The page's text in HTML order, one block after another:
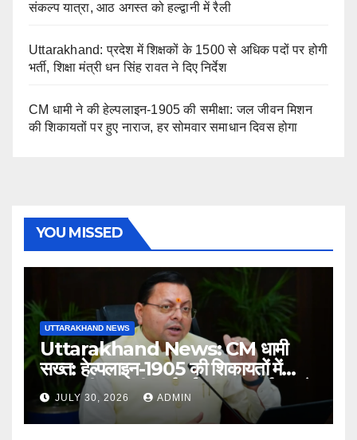
संकल्प यात्रा, आठ अगस्त को हल्द्वानी में रैली
Uttarakhand: प्रदेश में शिक्षकों के 1500 से अधिक पदों पर होगी
भर्ती, शिक्षा मंत्री धन सिंह रावत ने दिए निर्देश
CM धामी ने की हेल्पलाइन-1905 की समीक्षा: जल जीवन मिशन
की शिकायतों पर हुए नाराज, हर सोमवार समाधान दिवस होगा
YOU MISSED
UTTARAKHAND NEWS
Uttarakhand News: CM धामी
सख्त: हेल्पलाइन-1905 की शिकायतों में
लापरवाही पर होगी कार्रवाई, शून्य प्रदर्शन वाले
अधिकारियों को नोटिस…
JULY 30, 2026 ADMIN